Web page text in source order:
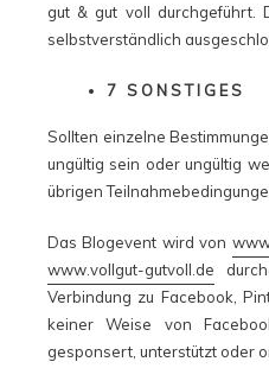
gut & gut voll durchgeführt.
selbstverständlich
7 SONSTIGES
Sollten einzelne
ungültig sein oder ungültig
übrigen
Das Blogevent wird von
www.vollgut-gutvoll.de
Verbindung zu Facebook,
keiner Weise von
gesponsert, unterstützt oder